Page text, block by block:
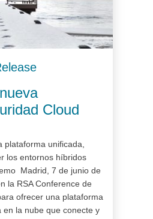
Cloud
plataforma unificada,
los entornos híbridos
Madrid, 7 de junio de
la RSA Conference de
ofrecer una plataforma
la nube que conecte y